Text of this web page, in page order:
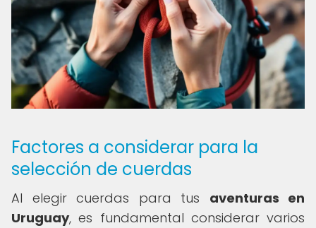
Factores a considerar para la
selección de cuerdas
Al elegir cuerdas para tus aventuras en
Uruguay, es fundamental considerar varios